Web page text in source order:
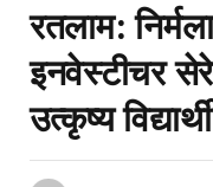
रतलाम:
इनवेस्टीचर
उत्कृष्य